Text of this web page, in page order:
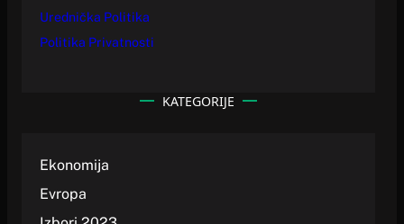
Urednička Politika
Politika Privatnosti
KATEGORIJE
Ekonomija
Evropa